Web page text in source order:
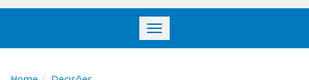
Toggle
navigation